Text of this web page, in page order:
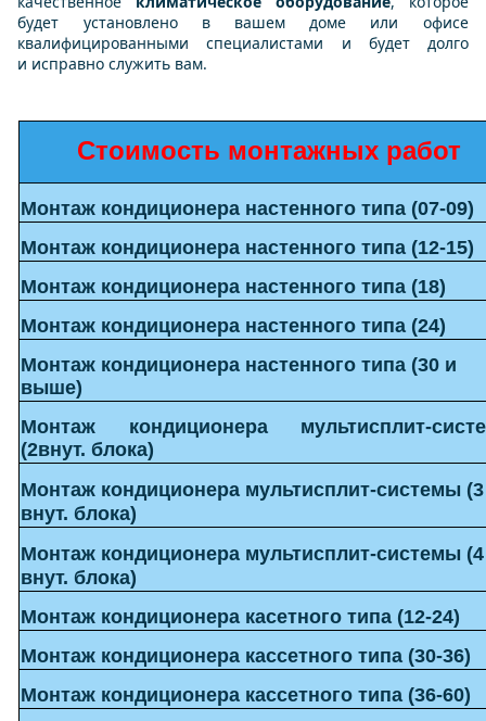
будет установлено в вашем доме или офисе
квалифицированными специалистами и будет долго
и исправно служить вам.
Стоимость монтажных работ
Монтаж кондиционера настенного типа (07-09)
Монтаж кондиционера настенного типа (12-15)
Монтаж кондиционера настенного типа (18)
Монтаж кондиционера настенного типа (24)
Монтаж кондиционера настенного типа (30 и
выше)
Монтаж кондиционерамультисплит-
(2внут. блока)
Монтаж кондиционера мультисплит-системы (3
внут. блока)
Монтаж кондиционера мультисплит-системы (4
внут. блока)
Монтаж кондиционера касетного типа (12-24)
Монтаж кондиционера кассетного типа (30-36)
Монтаж кондиционера кассетного типа (36-60)